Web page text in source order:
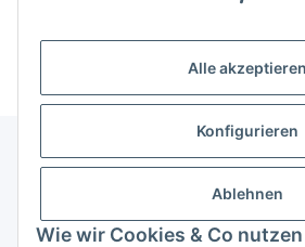
Alle akzeptieren
Konfigurieren
Ablehnen
Wie wir Cookies & Co nutzen
Informationen